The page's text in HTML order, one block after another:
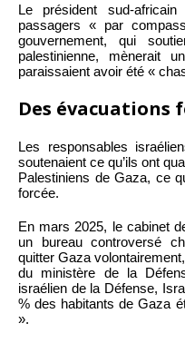
Le président sud-
passagers « par
gouvernement, qui
palestinienne, mènerait
paraissaient avoir été «
Des évacuations
Les responsables
soutenaient ce qu’ils ont
Palestiniens de Gaza, ce
forcée.
En mars 2025, le cabinet
un bureau controversé
quitter Gaza
du ministère de la
israélien de la Défense,
% des habitants de Gaza
».